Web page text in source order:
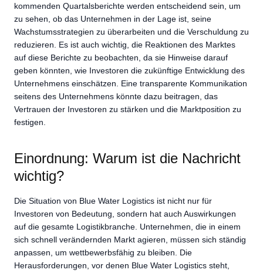
kommenden Quartalsberichte werden entscheidend sein, um
zu sehen, ob das Unternehmen in der Lage ist, seine
Wachstumsstrategien zu überarbeiten und die Verschuldung zu
reduzieren. Es ist auch wichtig, die Reaktionen des Marktes
auf diese Berichte zu beobachten, da sie Hinweise darauf
geben könnten, wie Investoren die zukünftige Entwicklung des
Unternehmens einschätzen. Eine transparente Kommunikation
seitens des Unternehmens könnte dazu beitragen, das
Vertrauen der Investoren zu stärken und die Marktposition zu
festigen.
Einordnung: Warum ist die Nachricht
wichtig?
Die Situation von Blue Water Logistics ist nicht nur für
Investoren von Bedeutung, sondern hat auch Auswirkungen
auf die gesamte Logistikbranche. Unternehmen, die in einem
sich schnell verändernden Markt agieren, müssen sich ständig
anpassen, um wettbewerbsfähig zu bleiben. Die
Herausforderungen, vor denen Blue Water Logistics steht,